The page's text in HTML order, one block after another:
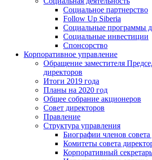
Социальное партнерство
Follow Up Siberia
Социальные программы
Социальные инвестиции
Спонсорство
Корпоративное управление
Обращение заместителя
директоров
Итоги 2019 года
Планы на 2020 год
Общее собрание акционеров
Совет директоров
Правление
Структура управления
Биографии членов совета
Комитеты совета
Корпоративный секретарь